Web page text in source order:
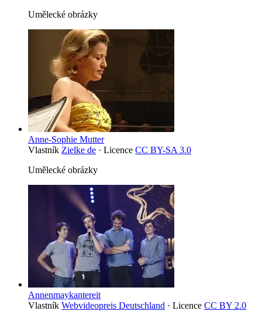
Umělecké obrázky
Anne-Sophie Mutter
Vlastník Zielke de · Licence CC BY-SA 3.0
Umělecké obrázky
Annenmaykantereit
Vlastník Webvideopreis Deutschland · Licence CC BY 2.0